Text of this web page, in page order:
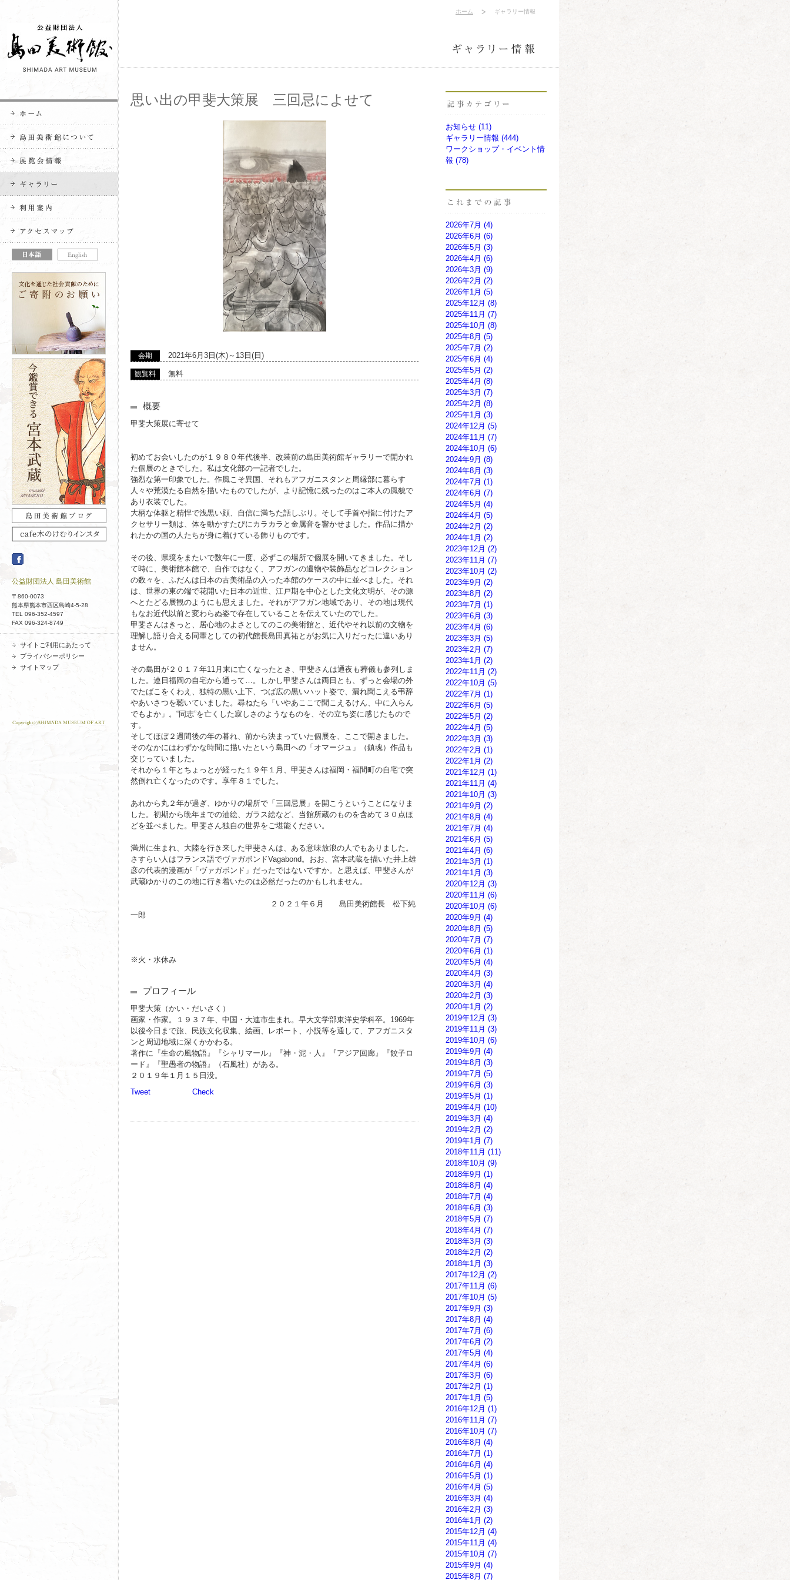
公益財団法人 島田美術館
〒860-0073
熊本県熊本市西区島崎4-5-28
TEL 096-352-4597
FAX 096-324-8749
サイトご利用にあたって
プライバシーポリシー
サイトマップ
ホーム ギャラリー情報
思い出の甲斐大策展 三回忌によせて
会期 2021年6月3日(木)～13日(日)
観覧料 無料
概要
甲斐大策展に寄せて
初めてお会いしたのが１９８０年代後半、改装前の島田美術館ギャラリーで開かれ
た個展のときでした。私は文化部の一記者でした。
強烈な第一印象でした。作風こそ異国、それもアフガニスタンと周縁部に暮らす
人々や荒漠たる自然を描いたものでしたが、より記憶に残ったのはご本人の風貌で
あり衣装でした。
大柄な体躯と精悍で浅黒い顔、自信に満ちた話しぶり。そして手首や指に付けたア
クセサリー類は、体を動かすたびにカラカラと金属音を響かせました。作品に描か
れたかの国の人たちが身に着けている飾りものです。
その後、県境をまたいで数年に一度、必ずこの場所で個展を開いてきました。そし
て時に、美術館本館で、自作ではなく、アフガンの遺物や装飾品などコレクション
の数々を、ふだんは日本の古美術品の入った本館のケースの中に並べました。それ
は、世界の東の端で花開いた日本の近世、江戸期を中心とした文化文明が、その源
へとたどる展観のようにも思えました。それがアフガン地域であり、その地は現代
もなお近代以前と変わらぬ姿で存在していることを伝えていたのでした。
甲斐さんはきっと、居心地のよさとしてのこの美術館と、近代やそれ以前の文物を
理解し語り合える同輩としての初代館長島田真祐とがお気に入りだったに違いあり
ません。
その島田が２０１７年11月末に亡くなったとき、甲斐さんは通夜も葬儀も参列しま
した。連日福岡の自宅から通って…。しかし甲斐さんは両日とも、ずっと会場の外
でたばこをくわえ、独特の黒い上下、つば広の黒いハット姿で、漏れ聞こえる弔辞
やあいさつを聴いていました。尋ねたら「いやあここで聞こえるけん、中に入らん
でもよか」。“同志”を亡くした寂しさのようなものを、その立ち姿に感じたもので
す。
そしてほぼ２週間後の年の暮れ、前から決まっていた個展を、ここで開きました。
そのなかにはわずかな時間に描いたという島田への「オマージュ」（鎮魂）作品も
交じっていました。
それから１年とちょっとが経った１９年１月、甲斐さんは福岡・福間町の自宅で突
然倒れ亡くなったのです。享年８１でした。
あれから丸２年が過ぎ、ゆかりの場所で「三回忌展」を開こうということになりま
した。初期から晩年までの油絵、ガラス絵など、当館所蔵のものを含めて３０点ほ
どを並べました。甲斐さん独自の世界をご堪能ください。
満州に生まれ、大陸を行き来した甲斐さんは、ある意味放浪の人でもありました。
さすらい人はフランス語でヴァガボンドVagabond。おお、宮本武蔵を描いた井上雄
彦の代表的漫画が「ヴァガボンド」だったではないですか。と思えば、甲斐さんが
武蔵ゆかりのこの地に行き着いたのは必然だったのかもしれません。
２０２１年６月 島田美術館長 松下純
一郎
※火・水休み
プロフィール
甲斐大策（かい・だいさく）
画家・作家。１９３７年、中国・大連市生まれ。早大文学部東洋史学科卒。1969年
以後今日まで旅、民族文化収集、絵画、レポート、小説等を通して、アフガニスタ
ンと周辺地域に深くかかわる。
著作に『生命の風物語』『シャリマール』『神・泥・人』『アジア回廊』『餃子ロ
ード』『聖愚者の物語』（石風社）がある。
２０１９年１月１５日没。
Tweet
Check
お知らせ (11)
ギャラリー情報 (444)
ワークショップ・イベント情
報 (78)
2026年7月 (4)
2026年6月 (6)
2026年5月 (3)
2026年4月 (6)
2026年3月 (9)
2026年2月 (2)
2026年1月 (5)
2025年12月 (8)
2025年11月 (7)
2025年10月 (8)
2025年8月 (5)
2025年7月 (2)
2025年6月 (4)
2025年5月 (2)
2025年4月 (8)
2025年3月 (7)
2025年2月 (8)
2025年1月 (3)
2024年12月 (5)
2024年11月 (7)
2024年10月 (6)
2024年9月 (8)
2024年8月 (3)
2024年7月 (1)
2024年6月 (7)
2024年5月 (4)
2024年4月 (5)
2024年2月 (2)
2024年1月 (2)
2023年12月 (2)
2023年11月 (7)
2023年10月 (2)
2023年9月 (2)
2023年8月 (2)
2023年7月 (1)
2023年6月 (3)
2023年4月 (6)
2023年3月 (5)
2023年2月 (7)
2023年1月 (2)
2022年11月 (2)
2022年10月 (5)
2022年7月 (1)
2022年6月 (5)
2022年5月 (2)
2022年4月 (5)
2022年3月 (3)
2022年2月 (1)
2022年1月 (2)
2021年12月 (1)
2021年11月 (4)
2021年10月 (3)
2021年9月 (2)
2021年8月 (4)
2021年7月 (4)
2021年6月 (5)
2021年4月 (6)
2021年3月 (1)
2021年1月 (3)
2020年12月 (3)
2020年11月 (6)
2020年10月 (6)
2020年9月 (4)
2020年8月 (5)
2020年7月 (7)
2020年6月 (1)
2020年5月 (4)
2020年4月 (3)
2020年3月 (4)
2020年2月 (3)
2020年1月 (2)
2019年12月 (3)
2019年11月 (3)
2019年10月 (6)
2019年9月 (4)
2019年8月 (3)
2019年7月 (5)
2019年6月 (3)
2019年5月 (1)
2019年4月 (10)
2019年3月 (4)
2019年2月 (2)
2019年1月 (7)
2018年11月 (11)
2018年10月 (9)
2018年9月 (1)
2018年8月 (4)
2018年7月 (4)
2018年6月 (3)
2018年5月 (7)
2018年4月 (7)
2018年3月 (3)
2018年2月 (2)
2018年1月 (3)
2017年12月 (2)
2017年11月 (6)
2017年10月 (5)
2017年9月 (3)
2017年8月 (4)
2017年7月 (6)
2017年6月 (2)
2017年5月 (4)
2017年4月 (6)
2017年3月 (6)
2017年2月 (1)
2017年1月 (5)
2016年12月 (1)
2016年11月 (7)
2016年10月 (7)
2016年8月 (4)
2016年7月 (1)
2016年6月 (4)
2016年5月 (1)
2016年4月 (5)
2016年3月 (4)
2016年2月 (3)
2016年1月 (2)
2015年12月 (4)
2015年11月 (4)
2015年10月 (7)
2015年9月 (4)
2015年8月 (7)